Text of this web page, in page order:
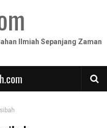
Ilmiah Sepanjang Zaman